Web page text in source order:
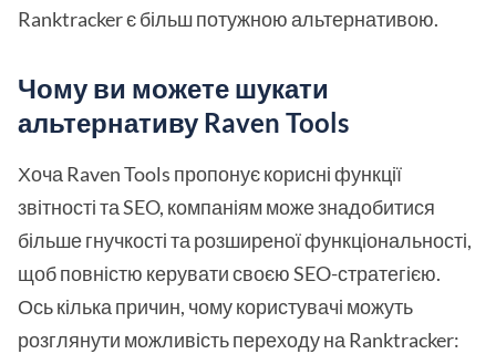
Ranktracker є більш потужною альтернативою.
Чому ви можете шукати
альтернативу Raven Tools
Хоча Raven Tools пропонує корисні функції
звітності та SEO, компаніям може знадобитися
більше гнучкості та розширеної функціональності,
щоб повністю керувати своєю SEO-стратегією.
Ось кілька причин, чому користувачі можуть
розглянути можливість переходу на Ranktracker: